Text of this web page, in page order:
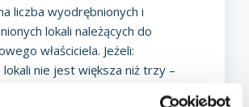
liczba wyodrębnionych i
lokali należących do
właściciela. Jeżeli:
lokali nie jest większa niż trzy –